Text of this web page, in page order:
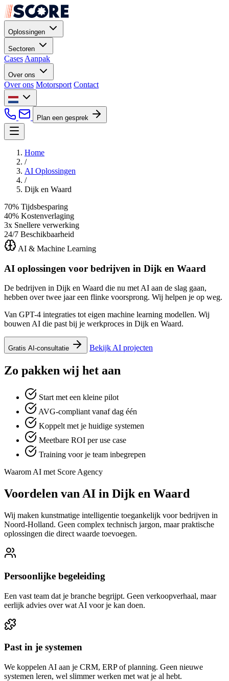
Oplossingen
Sectoren
Cases Aanpak
Over ons
Over ons Motorsport Contact
Plan een gesprek
Home
/
AI Oplossingen
/
Dijk en Waard
70% Tijdsbesparing
40% Kostenverlaging
3x Snellere verwerking
24/7 Beschikbaarheid
AI & Machine Learning
AI oplossingen voor bedrijven in Dijk en Waard
De bedrijven in Dijk en Waard die nu met AI aan de slag gaan,
hebben over twee jaar een flinke voorsprong. Wij helpen je op weg.
Van GPT-4 integraties tot eigen machine learning modellen. Wij
bouwen AI die past bij je werkproces in Dijk en Waard.
Gratis AI-consultatie Bekijk AI projecten
Zo pakken wij het aan
Start met een kleine pilot
AVG-compliant vanaf dag één
Koppelt met je huidige systemen
Meetbare ROI per use case
Training voor je team inbegrepen
Waarom AI met Score Agency
Voordelen van AI in Dijk en Waard
Wij maken kunstmatige intelligentie toegankelijk voor bedrijven in
Noord-Holland. Geen complex technisch jargon, maar praktische
oplossingen die direct waarde toevoegen.
Persoonlijke begeleiding
Een vast team dat je branche begrijpt. Geen verkoopverhaal, maar
eerlijk advies over wat AI voor je kan doen.
Past in je systemen
We koppelen AI aan je CRM, ERP of planning. Geen nieuwe
systemen leren, wel slimmer werken met wat je al hebt.